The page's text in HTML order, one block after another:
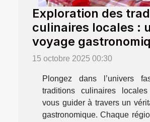
Exploration des
culinaires locales :
voyage
15 octobre 2025 00:30
Plongez dans l’univers
traditions culinaires
vous guider à travers un
gastronomique. Chaque